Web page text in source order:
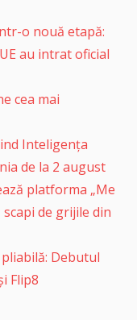
o nouă etapă:
au intrat oficial
cea mai
Inteligența
de la 2 august
platforma „Me
scapi de grijile din
Debutul
Flip8